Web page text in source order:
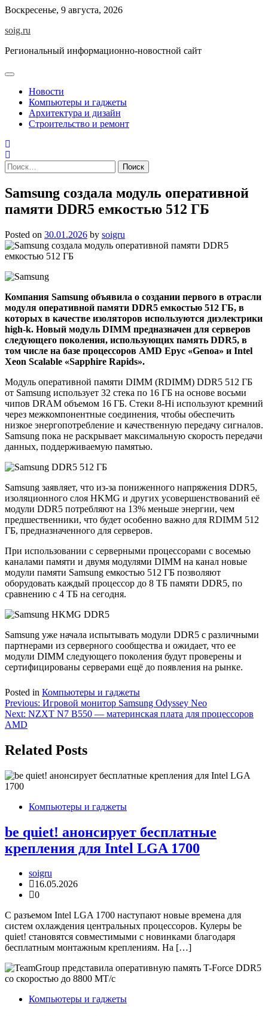
Skip
content
Воскресенье, 9 августа, 2026
soig.ru
Региональный информационно-новостной сайт
Новости
Компьютеры и гаджеты
Архитектура и дизайн
Строительство и ремонт
Найти:
Samsung создала модуль оперативной
памяти DDR5 емкостью 512 ГБ
Posted on 30.01.2026 by soigru
Компания Samsung объявила о создании первого в отрасли
модуля оперативной памяти DDR5 емкостью 512 ГБ, в
которых в качестве изоляторов используются диэлектрики
high-k. Новый модуль DIMM предназначен для серверов
следующего поколения, использующих память DDR5, в
том числе на базе процессоров AMD Epyc «Genoa» и Intel
Xeon Scalable «Sapphire Rapids».
Модуль оперативной памяти DIMM (RDIMM) DDR5 512 ГБ
от Samsung использует 32 стека по 16 ГБ на основе восьми
чипов DRAM объемом 16 ГБ. Стеки 8-Hi используют кремний
через межкомпонентные соединения, чтобы обеспечить
низкое энергопотребление и качественную передачу сигналов.
Samsung пока не раскрывает максимальную скорость передачи
данных, поддерживаемую памятью.
Samsung заявляет, что из-за пониженного напряжения DDR5,
изоляционного слоя HKMG и других усовершенствований её
модули DDR5 потребляют на 13% меньше энергии, чем
предшественники, что будет особенно важно для RDIMM 512
ГБ, предназначенного для серверов.
При использовании с серверными процессорами с восемью
каналами памяти и двумя модулями DIMM на канал новые
модули памяти Samsung емкостью 512 ГБ позволяют
оборудовать каждый процессор до 8 ТБ памяти DDR5, по
сравнению с 4 ТБ на сегодня.
Samsung уже начала испытывать модули DDR5 с различными
партнерами из серверного сообщества и ожидает, что ее
модули DIMM следующего поколения будут проверены и
сертифицированы серверами ещё до появления на рынке.
Posted in Компьютеры и гаджеты
Навигация
по
Previous: Игровой монитор Samsung Odyssey Neo
Next: NZXT N7 B550 — материнская плата для процессоров
AMD
Related Posts
Компьютеры и гаджеты
be quiet! анонсирует бесплатные
крепления для Intel LGA 1700
soigru
16.05.2026
0
С разъемом Intel LGA 1700 наступают новые времена для
систем охлаждения центральных процессоров. Кулеры be
quiet! становятся совместимыми с новинками благодаря
бесплатным монтажным креплениям. На […]
Компьютеры и гаджеты